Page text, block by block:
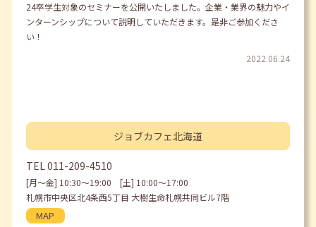
24卒学生対象のセミナーを公開いたしました。企業・業界の魅力やイ
ンターンシップについて説明していただきます。是非ご参加くださ
い！
2022.06.24
ジョブカフェ北海道
TEL011-209-4510
[月〜金] 10:30〜19:00 [土] 10:00〜17:00
札幌市中央区北4条西5丁目 大樹生命札幌共同ビル7階
MAP